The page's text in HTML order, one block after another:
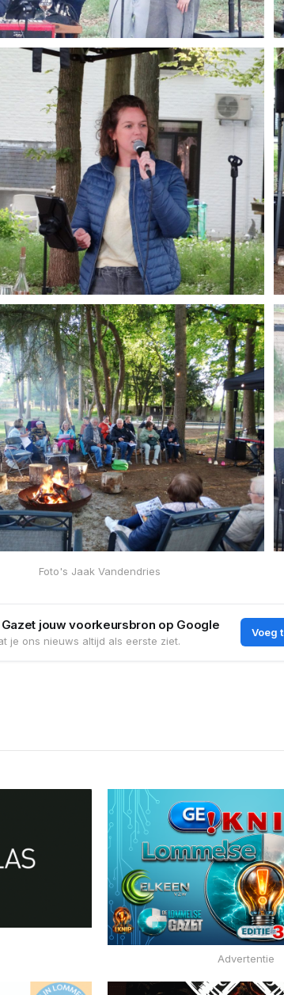
Foto's Jaak Vandendries
jouw voorkeursbron op Google
je ons nieuws altijd als eerste ziet.
Voeg
Advertentie